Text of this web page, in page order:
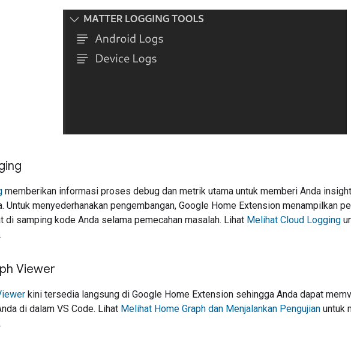
memberikan informasi proses debug dan metrik utama untuk memberi Anda
Untuk menyederhanakan pengembangan, Google Home Extension menampilkan
di samping kode Anda selama pemecahan masalah. Lihat Melihat Cloud Logging
Viewer
kini tersedia langsung di Google Home Extension sehingga Anda dapat
di dalam VS Code. Lihat Melihat Home Graph dan Menjalankan Pengujian untuk